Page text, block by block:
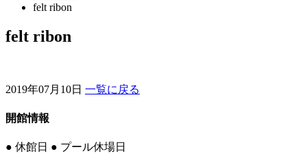
felt ribon
felt ribon
2019年07月10日 一覧に戻る
開館情報
● 休館日 ● プール休場日